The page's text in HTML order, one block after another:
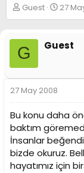
K
o
u
y
u
B
a
ş
l
a
t
a
n
Guest
B
a
a
ı
t
a
r
i
h
i
27
G Guest
27 May 2008
Bu konu daha
baktım
İnsanlar
bizde okuruz.
hayatımız için